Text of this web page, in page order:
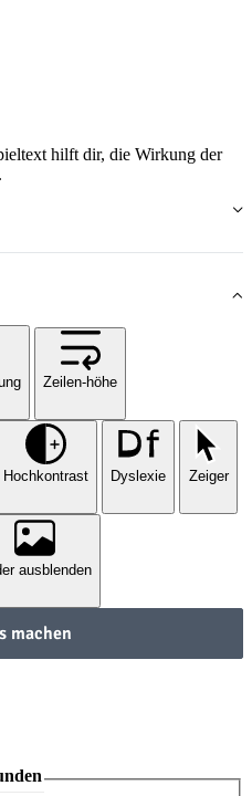
hilft dir, die Wirkung der
Zeilen-höhe
Hochkontrast Dyslexie Zeiger
ausblenden
machen